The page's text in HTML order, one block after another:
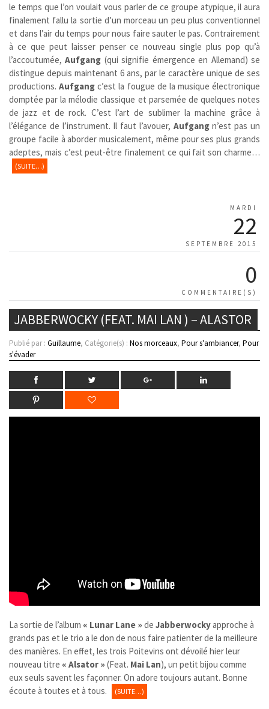
le temps que l’on voulait vous parler de ce groupe atypique, il aura
finalement fallu la sortie d’un morceau un peu plus conventionnel
et dans l’air du temps pour nous faire sauter le pas. Contrairement
à ce que peut laisser penser ce nouveau single plus pop qu’à
l’accoutumée,Aufgang (qui signifie émergence en Allemand) se
distingue depuis maintenant 6 ans, par le caractère unique de ses
productions.Aufgang c’est la fougue de la musique électronique
domptée par la mélodie classique et parsemée de quelques notes
de jazz et de rock. C’est l’art de sublimer la machine grâce à
l’élégance de l’instrument. Il faut l’avouer, Aufgangn’est pas un
groupe facile à aborder musicalement, même pour ses plus grands
adeptes, mais c’est peut-être finalement ce qui fait son charme…
(SUITE…)
MARDI
22
SEPTEMBRE 2015
0
COMMENTAIRE(S)
JABBERWOCKY (FEAT. MAI LAN ) – ALASTOR
Publié par : Guillaume, Catégorie(s) : Nos morceaux, Pour s'ambiancer, Pour
s'évader
La sortie de l’album « Lunar Lane » de Jabberwocky​approche à
grands pas et le trio a le don de nous faire patienter de la meilleure
des manières. En effet, les trois Poitevins ont dévoilé hier leur
nouveau titre « Alsator » (Feat. Mai Lan), un petit bijou comme
eux seuls savent les façonner. On adore toujours autant. Bonne
écoute à toutes et à tous.
(SUITE…)